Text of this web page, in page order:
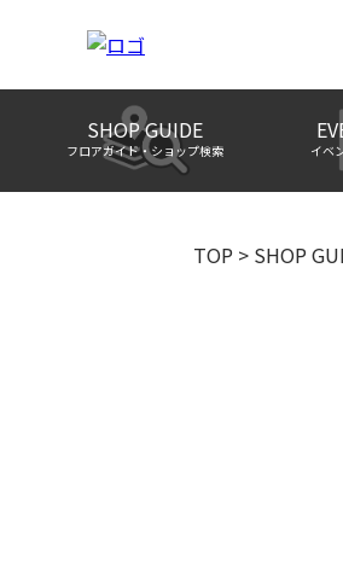
SHOP GUIDE
フロアガイド・ショップ検索 イベ
TOP > SHOP